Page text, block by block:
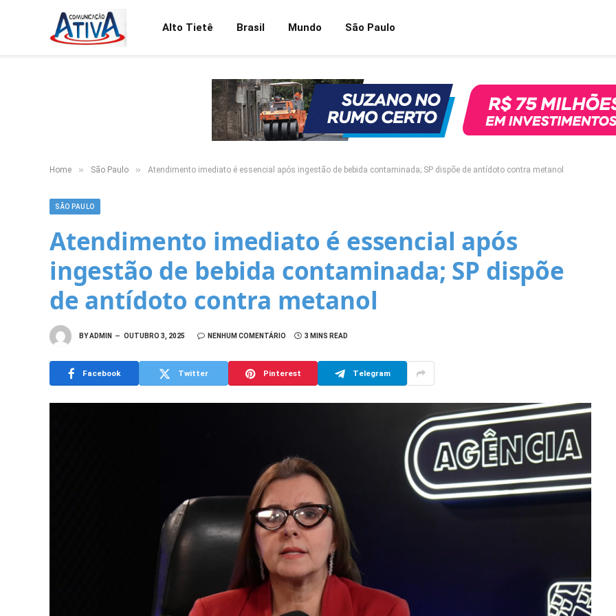
Alto Tietê Brasil Mundo São Paulo
Home » São Paulo » Atendimento imediato é essencial após ingestão de bebida contaminada; SP dispõe de antídoto contra metanol
SÃO PAULO
Atendimento imediato é essencial após
ingestão de bebida contaminada; SP dispõe
de antídoto contra metanol
BYADMIN OUTUBRO 3, 2025 NENHUM COMENTÁRIO 3 MINS READ
Facebook Twitter Pinterest Telegram